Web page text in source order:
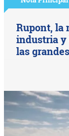
Rupont, la
industria y
las